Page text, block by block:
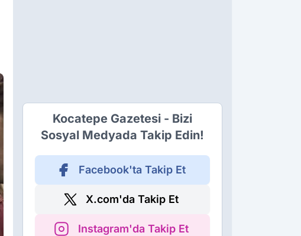
Kocatepe Gazetesi - Bizi
Sosyal Medyada Takip Edin!
Facebook'ta Takip Et
X.com'da Takip Et
Instagram'da Takip Et